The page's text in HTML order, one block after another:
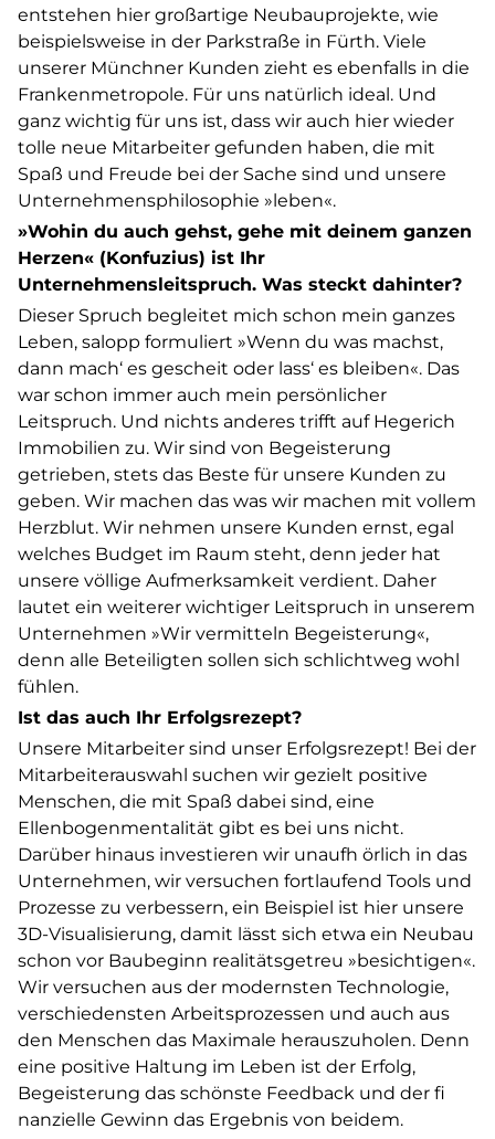
entstehen hier großartige Neubauprojekte, wie
beispielsweise in der Parkstraße in Fürth. Viele
unserer Münchner Kunden zieht es ebenfalls in die
Frankenmetropole. Für uns natürlich ideal. Und
ganz wichtig für uns ist, dass wir auch hier wieder
tolle neue Mitarbeiter gefunden haben, die mit
Spaß und Freude bei der Sache sind und unsere
Unternehmensphilosophie »leben«.
»Wohin du auch gehst, gehe mit deinem ganzen
Herzen« (Konfuzius) ist Ihr
Unternehmensleitspruch. Was steckt dahinter?
Dieser Spruch begleitet mich schon mein ganzes
Leben, salopp formuliert »Wenn du was machst,
dann mach‘ es gescheit oder lass‘ es bleiben«. Das
war schon immer auch mein persönlicher
Leitspruch. Und nichts anderes trifft auf Hegerich
Immobilien zu. Wir sind von Begeisterung
getrieben, stets das Beste für unsere Kunden zu
geben. Wir machen das was wir machen mit vollem
Herzblut. Wir nehmen unsere Kunden ernst, egal
welches Budget im Raum steht, denn jeder hat
unsere völlige Aufmerksamkeit verdient. Daher
lautet ein weiterer wichtiger Leitspruch in unserem
Unternehmen »Wir vermitteln Begeisterung«,
denn alle Beteiligten sollen sich schlichtweg wohl
fühlen.
Ist das auch Ihr Erfolgsrezept?
Unsere Mitarbeiter sind unser Erfolgsrezept! Bei der
Mitarbeiterauswahl suchen wir gezielt positive
Menschen, die mit Spaß dabei sind, eine
Ellenbogenmentalität gibt es bei uns nicht.
Darüber hinaus investieren wir unaufh örlich in das
Unternehmen, wir versuchen fortlaufend Tools und
Prozesse zu verbessern, ein Beispiel ist hier unsere
3D-Visualisierung, damit lässt sich etwa ein Neubau
schon vor Baubeginn realitätsgetreu »besichtigen«.
Wir versuchen aus der modernsten Technologie,
verschiedensten Arbeitsprozessen und auch aus
den Menschen das Maximale herauszuholen. Denn
eine positive Haltung im Leben ist der Erfolg,
Begeisterung das schönste Feedback und der fi
nanzielle Gewinn das Ergebnis von beidem.